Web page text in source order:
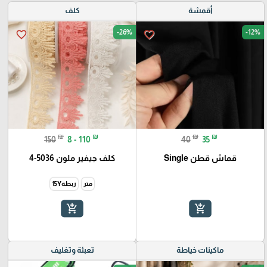
أقمشة
favorite_border -12%
40 ₪ 35 ₪
قماش قطن Single
add_shopping_cart
كلف
favorite_border -26%
150 ₪ 8 - 110 ₪
كلف جيفير ملون 5036-4
متر ربطة15Y
add_shopping_cart
ماكينات خياطة تعبئة وتغليف